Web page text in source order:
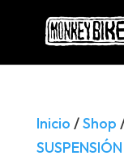
Búsqueda
productos
Inicio /Shop
SUSPENSIÓN